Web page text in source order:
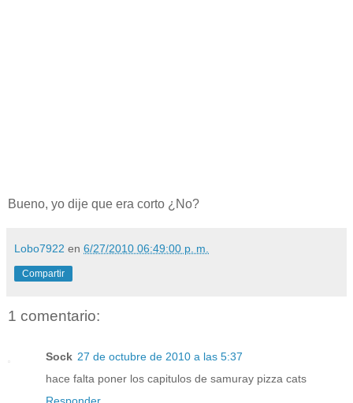
Bueno, yo dije que era corto ¿No?
Lobo7922 en 6/27/2010 06:49:00 p. m.
Compartir
1 comentario:
Sock 27 de octubre de 2010 a las 5:37
hace falta poner los capitulos de samuray pizza cats